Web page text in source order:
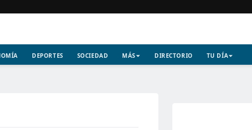
DEPORTES SOCIEDAD MÁS DIRECTORIO TU DÍA